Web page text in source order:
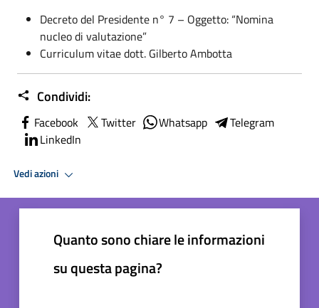
Decreto del Presidente n° 7 – Oggetto: “Nomina
nucleo di valutazione”
Curriculum vitae dott. Gilberto Ambotta
Condividi:
Facebook Twitter Whatsapp
Telegram
LinkedIn
Vedi azioni
Quanto sono chiare le informazioni
su questa pagina?